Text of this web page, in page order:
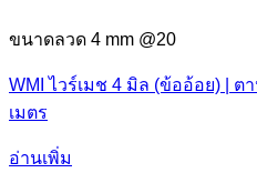
ขนาดลวด 4 mm @20
WMI ไวร์เมช 4 มิล (ข้ออ้อย) | ต
เมตร
อ่านเพิ่ม